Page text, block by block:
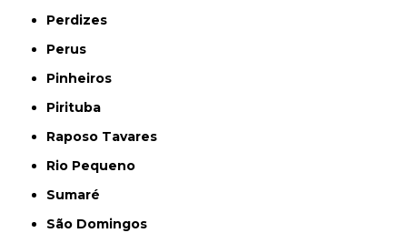
Perdizes
Perus
Pinheiros
Pirituba
Raposo Tavares
Rio Pequeno
Sumaré
São Domingos